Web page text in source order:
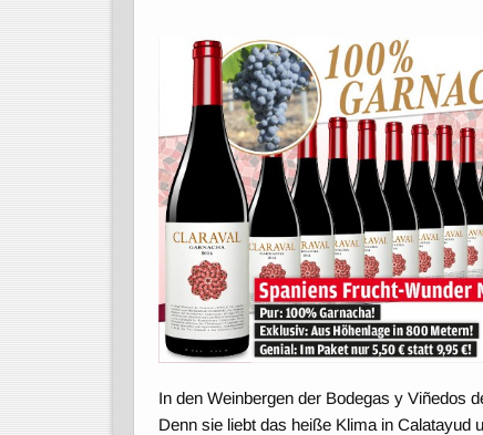
In den Weinbergen der Bodegas y Viñedos
Denn sie liebt das heiße Klima in Calatayud